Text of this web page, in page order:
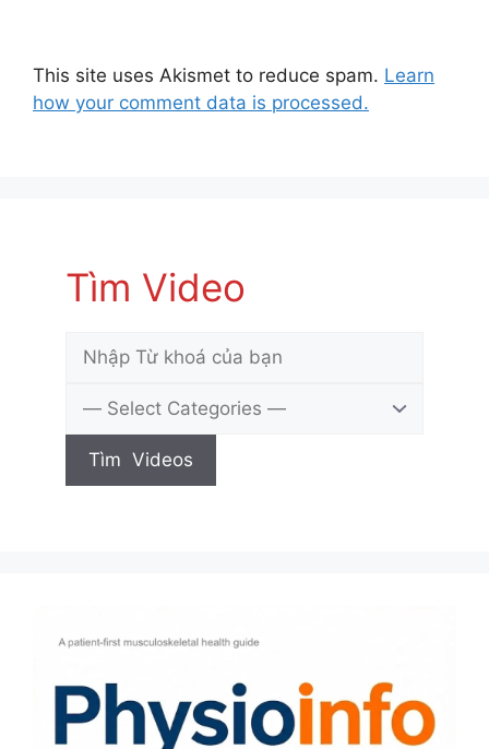
This site uses Akismet to reduce spam. Learn
how your comment data is processed.
Tìm Video